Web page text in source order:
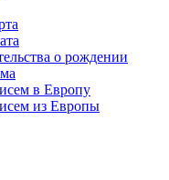
о рождении
в Европу
из Европы